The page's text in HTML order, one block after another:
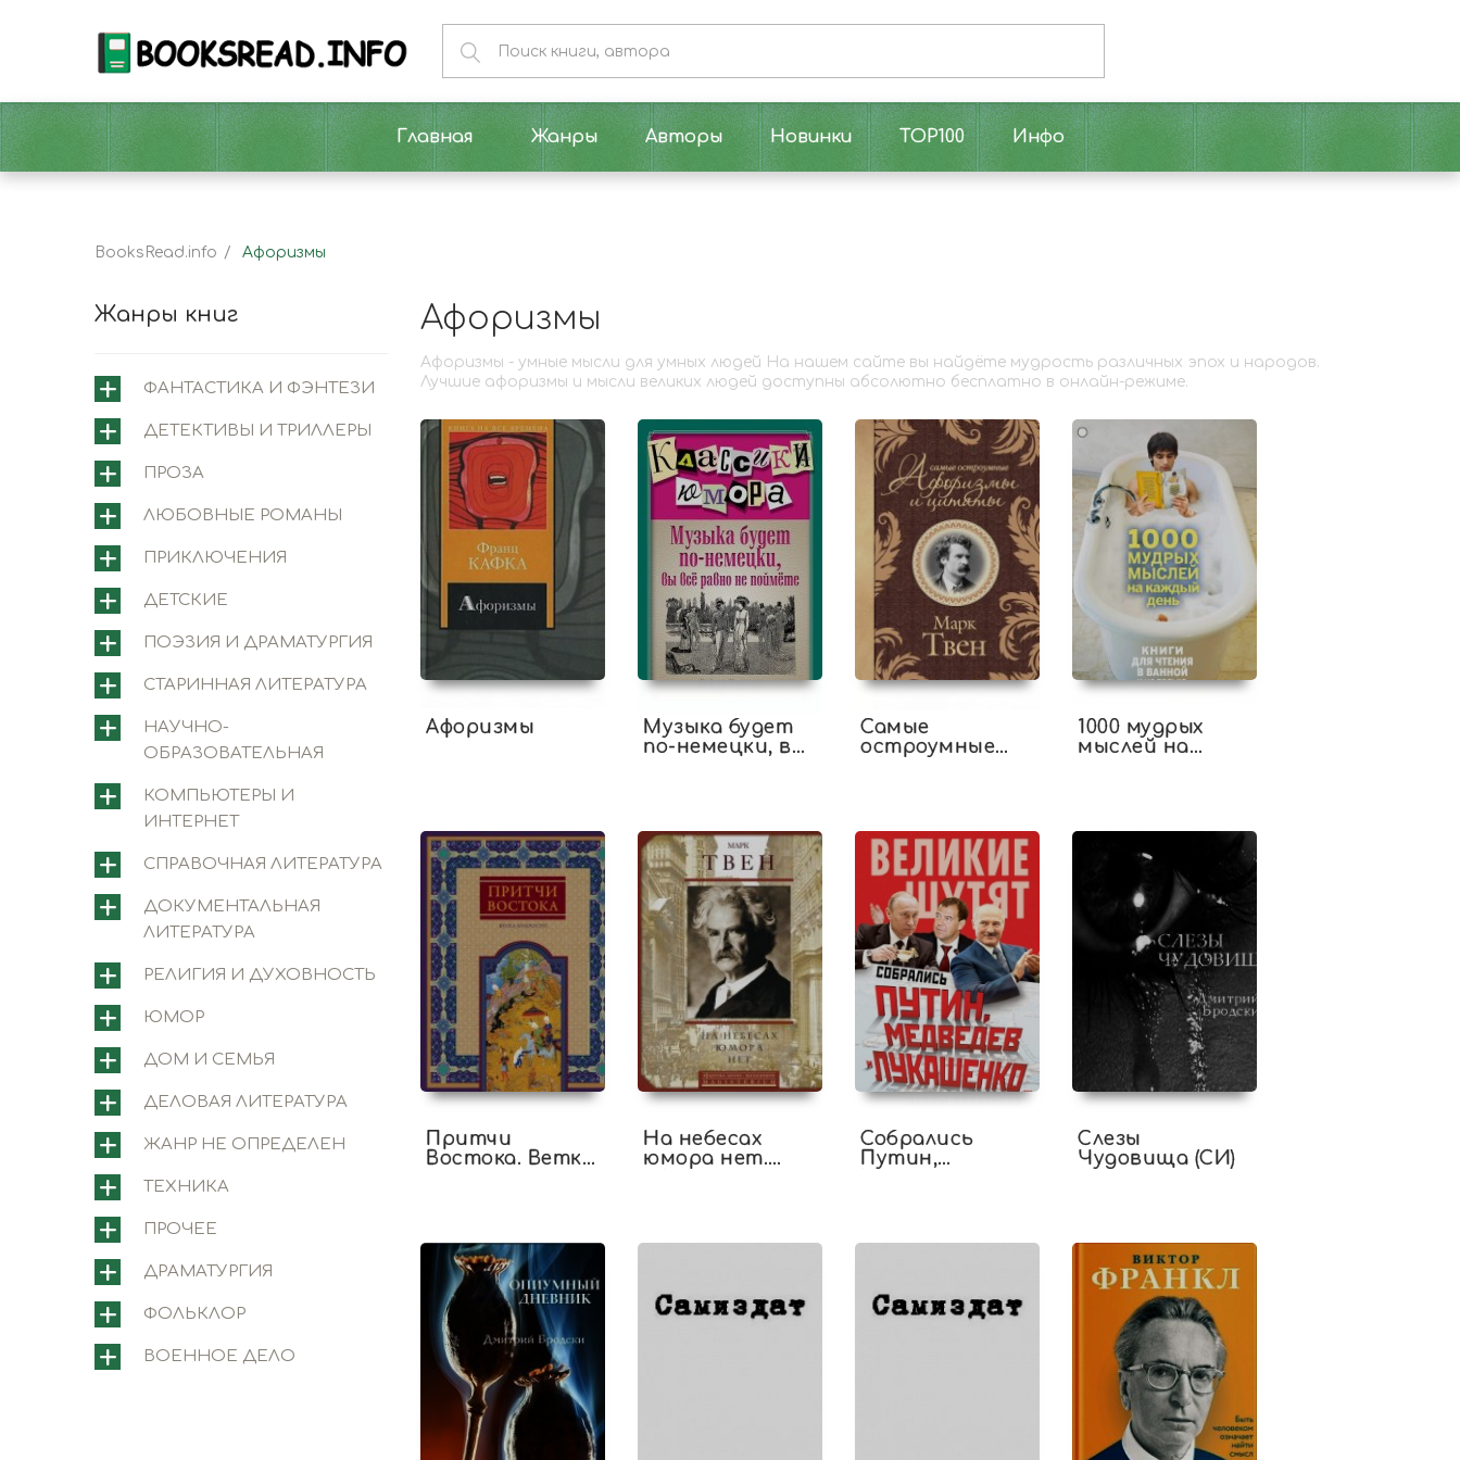
Главная Жанры Авторы Новинки TOP100 Инфо
BooksRead.info Афоризмы
Жанры книг
ФАНТАСТИКА И ФЭНТЕЗИ
ДЕТЕКТИВЫ И ТРИЛЛЕРЫ
ПРОЗА
ЛЮБОВНЫЕ РОМАНЫ
ПРИКЛЮЧЕНИЯ
ДЕТСКИЕ
ПОЭЗИЯ И ДРАМАТУРГИЯ
СТАРИННАЯ ЛИТЕРАТУРА
НАУЧНО-
ОБРАЗОВАТЕЛЬНАЯ
КОМПЬЮТЕРЫ И
ИНТЕРНЕТ
СПРАВОЧНАЯ ЛИТЕРАТУРА
ДОКУМЕНТАЛЬНАЯ
ЛИТЕРАТУРА
РЕЛИГИЯ И ДУХОВНОСТЬ
ЮМОР
ДОМ И СЕМЬЯ
ДЕЛОВАЯ ЛИТЕРАТУРА
ЖАНР НЕ ОПРЕДЕЛЕН
ТЕХНИКА
ПРОЧЕЕ
ДРАМАТУРГИЯ
ФОЛЬКЛОР
ВОЕННОЕ ДЕЛО
Афоризмы
Афоризмы - умные мысли для умных людей На нашем сайте вы найдёте мудрость различных эпох и народов.
Лучшие афоризмы и мысли великих людей доступны абсолютно бесплатно в онлайн-режиме.
Афоризмы
Музыка будет
по-немецки, вы
Самые
остроумные
1000 мудрых
мыслей на
Притчи
Востока. Ветка
На небесах
юмора нет.
Собрались
Путин,
Слезы
Чудовища (СИ)